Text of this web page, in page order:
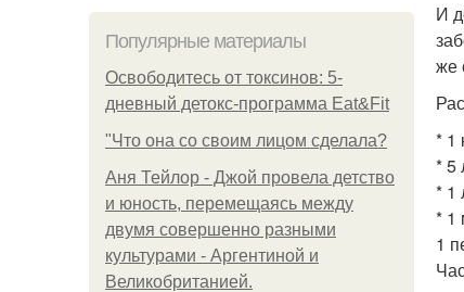
Популярные материалы
Освободитесь от токсинов: 5-
дневный детокс-программа Eat&Fit
"Что она со своим лицом сделала?
Аня Тейлор - Джой провела детство
и юность, перемещаясь между
двумя совершенно разными
культурами - Аргентиной и
Великобританией.
И
же
* 1
* 5
* 1
* 1
1